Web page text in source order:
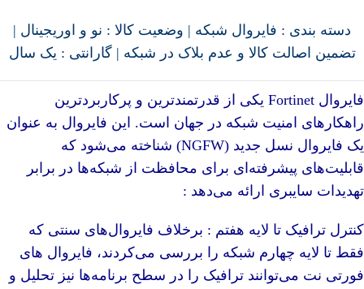
دسته بندی : فایروال شبکه | وضعیت کالا : نو و اوریجینال |
تضمین اصالت کالا و عدم بلاک در شبکه | گارانتی : یک سال
فایروال Fortinet یکی از قدرتمندترین و پرکاربردترین
راهکارهای امنیت شبکه در جهان است. این فایروال به عنوان
یک فایروال نسل جدید (NGFW) شناخته می‌شود که
قابلیت‌های پیشرفته‌ای برای محافظت از شبکه‌ها در برابر
تهدیدات سایبری ارائه می‌دهد :
کنترل ترافیک تا لایه هفتم : برخلاف فایروال‌های سنتی که
فقط تا لایه چهارم شبکه را بررسی می‌کردند، فایروال های
فورتی نت می‌توانند ترافیک را در سطح برنامه‌ها نیز تحلیل و